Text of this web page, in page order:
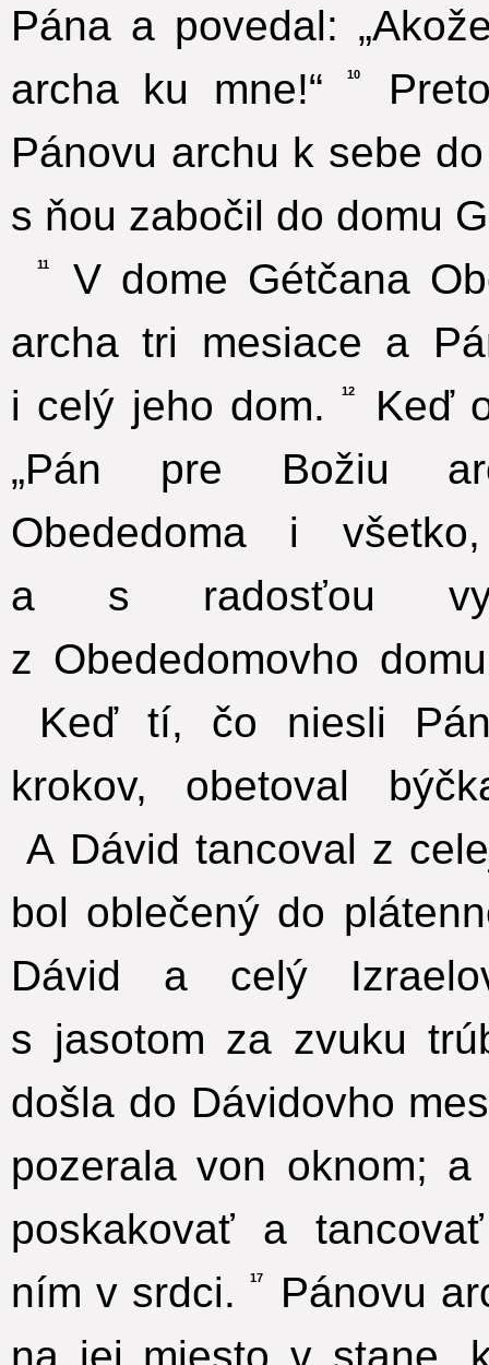
Pána a povedal:
archa ku mne!“
10
Pánovu archu k sebe
s ňou zabočil do domu
11
V dome Gétčana
archa tri mesiace a
i celý jeho dom.
12
Keď
„Pán pre Božiu
Obededoma i
a s radosťou
z Obededomovho
Keď tí, čo niesli
krokov, obetoval
A Dávid tancoval z
bol oblečený do
Dávid a celý
s jasotom za zvuku
došla do Dávidovho
pozerala von oknom;
poskakovať a
ním v srdci.
17
Pánovu